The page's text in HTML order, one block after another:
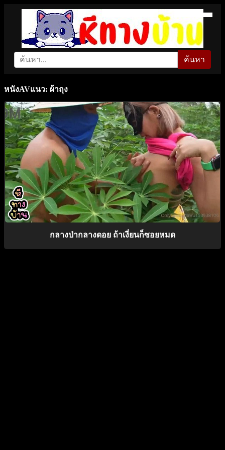
ค้นหา
หนังAVแนว: ผ้าถุง
กลางป่ากลางดอย ถ้าเงี่ยนก็ซอยหมด